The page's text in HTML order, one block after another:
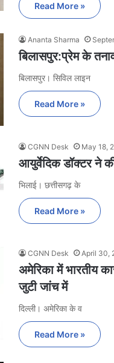
Read More »
Ananta Sharma
बिलासपुर:प्रेम के
बिलासपुर। सिविल लाइन
Read More »
CGNN Desk May 18,
आयुर्वेदिक डॉक्टर ने
भिलाई। छत्तीसगढ़ के
Read More »
CGNN Desk April 30,
अमेरिका में भारतीय
जुटी जांच में
दिल्ली। अमेरिका के व
Read More »